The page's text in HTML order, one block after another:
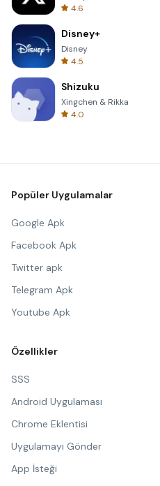
4.6
Disney+
Disney
4.5
Shizuku
Xingchen & Rikka
4.0
Popüler Uygulamalar
Google Apk
Facebook Apk
Twitter apk
Telegram Apk
Youtube Apk
Özellikler
SSS
Android Uygulaması
Chrome Eklentisi
Uygulamayı Gönder
App İsteği